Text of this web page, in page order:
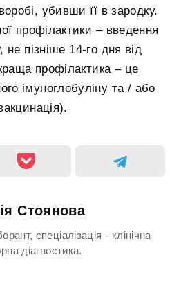
убивши її в зародку.
профілактики – введення
не пізніше 14-го дня від
профілактика – це
імуноглобуліну та / або
Стоянова
спеціалізація - клінічна
діагностика.